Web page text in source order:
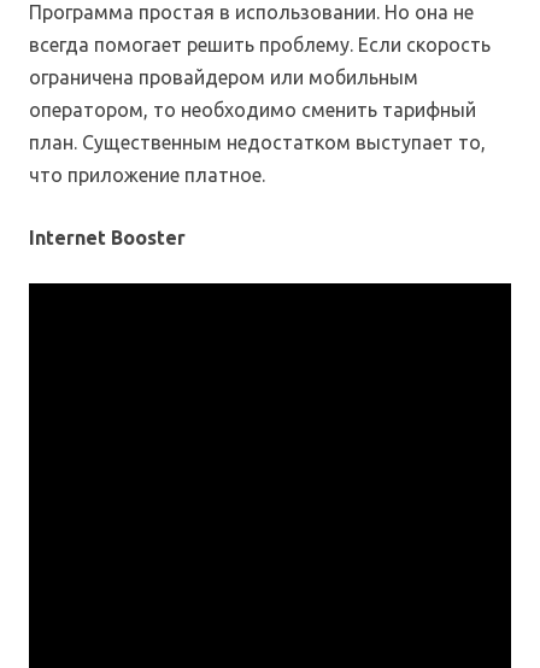
Программа простая в использовании. Но она не
всегда помогает решить проблему. Если скорость
ограничена провайдером или мобильным
оператором, то необходимо сменить тарифный
план. Существенным недостатком выступает то,
что приложение платное.
Internet Booster